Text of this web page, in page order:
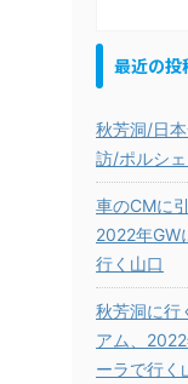
最近の投
秋芳洞/日
訪/ポルシ
車のCMに
2022年GW
行く山口
秋芳洞に行
アム、
ーラで行く